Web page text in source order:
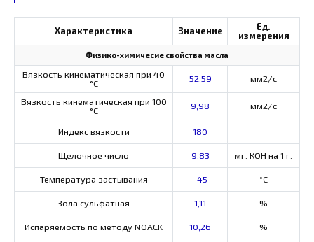
Характеристика Значение
Ед.
измерения
Физико-химичесие свойства масла
Вязкость кинематическая при 40
°С
52,59 мм2/с
Вязкость кинематическая при 100
°С
9,98 мм2/с
Индекс вязкости 180
Щелочное число 9,83 мг. КОН на 1 г.
Температура застывания -45 °C
Зола сульфатная 1,11 %
Испаряемость по методу NOACK 10,26 %